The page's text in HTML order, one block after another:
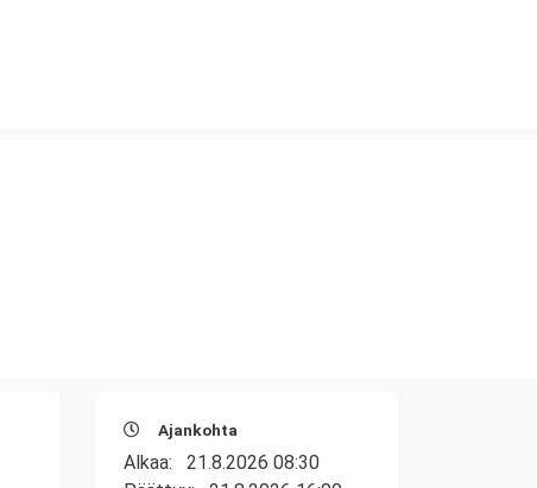
Ajankohta
Alkaa: 21.8.2026 08:30